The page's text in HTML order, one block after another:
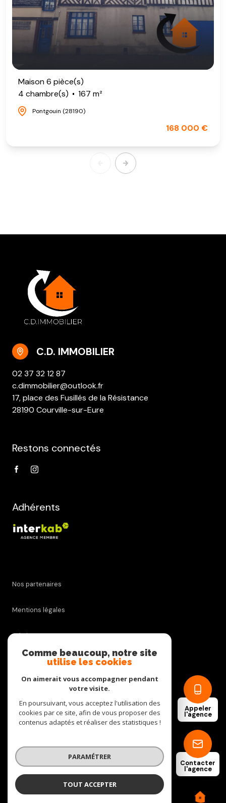
C.D. IMMOBILIER
Appeler
l'agence
Contacter
l'agence
Maison 6 pièce(s)
4 chambre(s)
167 m²
Pontgouin (28190)
168 000 €
C.D. IMMOBILIER
02 37 32 12 87
c.dimmobilier@outlook.fr
17, place des Fusillés de la Résistance
28190 Courville-sur-Eure
Restons connectés
Adhérents
Nos partenaires
Mentions légales
Admin
Nos honoraires
Cookies
© 2026 | Tous droits réservés
Réalisé par
Comme beaucoup, notre site
utilise les cookies
On aimerait vous accompagner pendant
votre visite.
En poursuivant, vous acceptez l'utilisation des
cookies par ce site, afin de vous proposer des
contenus adaptés et réaliser des statistiques !
PARAMÉTRER
TOUT ACCEPTER